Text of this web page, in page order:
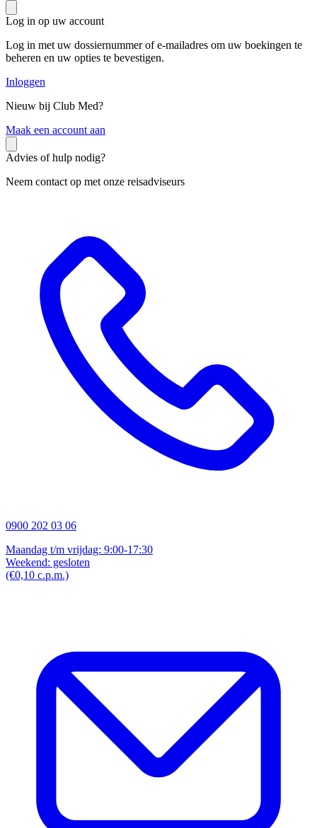
Log in op uw account
Log in met uw dossiernummer of e-mailadres om uw boekingen te
beheren en uw opties te bevestigen.
Inloggen
Nieuw bij Club Med?
Maak een account aan
Advies of hulp nodig?
Neem contact op met onze reisadviseurs
0900 202 03 06
Maandag t/m vrijdag: 9:00-17:30
Weekend: gesloten
(€0,10 c.p.m.)